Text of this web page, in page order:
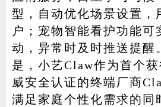
型，自动优化场景设置，
户；宠物智能看护功能可
动，异常时及时推送提醒
是，小艺Claw作为首个
威安全认证的终端厂商
满足家庭个性化需求的同